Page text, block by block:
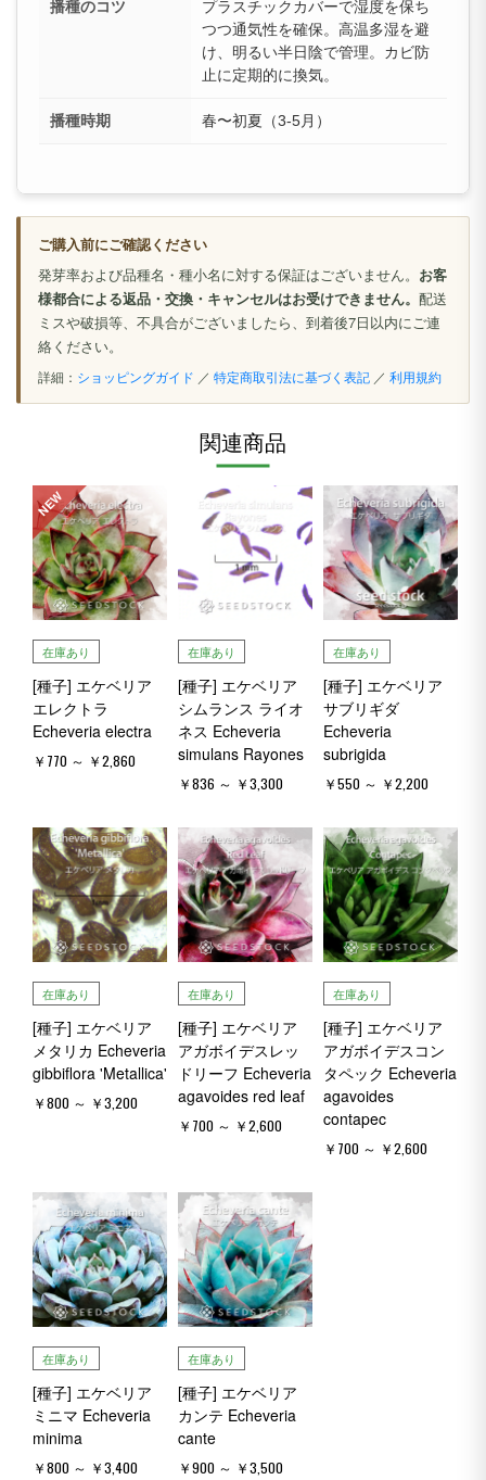
播種のコツ
プラスチックカバーで湿度を保ち
つつ通気性を確保。高温多湿を避
け、明るい半日陰で管理。カビ防
止に定期的に換気。
播種時期 春〜初夏（3-5月）
ご購入前にご確認ください
発芽率および品種名・種小名に対する保証はございません。 お客
様都合による返品・交換・キャンセルはお受けできません。 配送
ミスや破損等、不具合がございましたら、到着後7日以内にご連
絡ください。
詳細： ショッピングガイド ／ 特定商取引法に基づく表記 ／ 利用規約
関連商品
NEW
在庫あり
[種子] エケベリア
エレクトラ
Echeveria electra
￥770 ～ ￥2,860
在庫あり
[種子] エケベリア
シムランス ライオ
ネス Echeveria
simulans Rayones
￥836 ～ ￥3,300
在庫あり
[種子] エケベリア
サブリギダ
Echeveria
subrigida
￥550 ～ ￥2,200
在庫あり
[種子] エケベリア
メタリカ Echeveria
gibbiflora 'Metallica'
￥800 ～ ￥3,200
在庫あり
[種子] エケベリア
アガボイデスレッ
ドリーフ Echeveria
agavoides red leaf
￥700 ～ ￥2,600
在庫あり
[種子] エケベリア
アガボイデスコン
タペック Echeveria
agavoides
contapec
￥700 ～ ￥2,600
在庫あり
[種子] エケベリア
ミニマ Echeveria
minima
￥800 ～ ￥3,400
在庫あり
[種子] エケベリア
カンテ Echeveria
cante
￥900 ～ ￥3,500